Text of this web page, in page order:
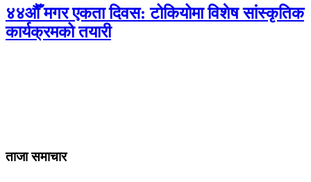
४४औँ मगर एकता दिवस: टोकियोमा विशेष सांस्कृतिक
कार्यक्रमको तयारी
ताजा समाचार